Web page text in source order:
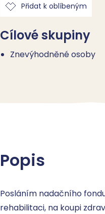
Přidat k oblíbeným
Cílové skupiny
Znevýhodněné osoby
Popis
Posláním nadačního
rehabilitaci, na koupi